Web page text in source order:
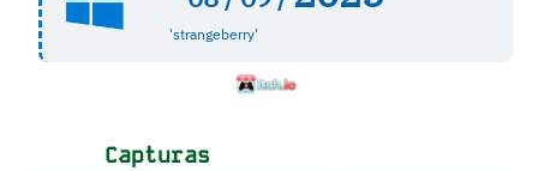
'strangeberry'
Capturas